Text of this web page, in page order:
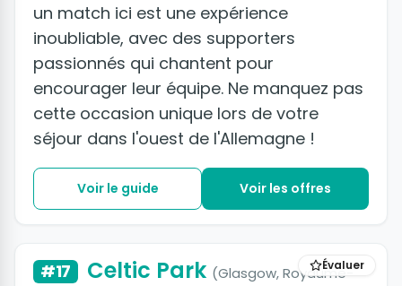
un match ici est une expérience
inoubliable, avec des supporters
passionnés qui chantent pour
encourager leur équipe. Ne manquez pas
cette occasion unique lors de votre
séjour dans l'ouest de l'Allemagne !
Voir le guide Voir les offres
Évaluer
#17 Celtic Park (Glasgow, Royaume-